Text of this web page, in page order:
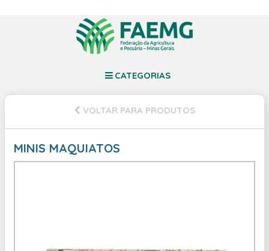
CATEGORIAS
VOLTAR PARA PRODUTOS
MINIS MAQUIATOS